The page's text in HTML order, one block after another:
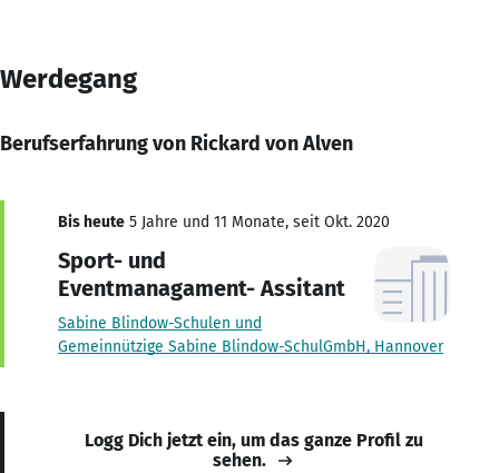
Werdegang
Berufserfahrung von Rickard von Alven
Bis heute 5 Jahre und 11 Monate, seit Okt. 2020
Sport- und
Eventmanagament- Assitant
Sabine Blindow-Schulen und
Gemeinnützige Sabine Blindow-SchulGmbH, Hannover
Logg Dich jetzt ein, um das ganze Profil zu
sehen.